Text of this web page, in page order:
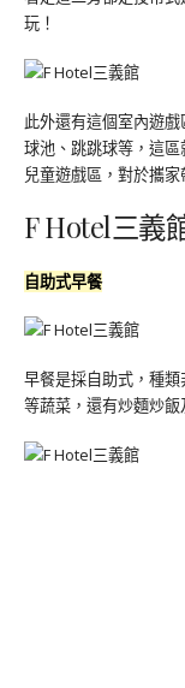
玩！
此外還有這個室內遊
球池、跳跳球等，這
兒童遊戲區，對於攜
F Hotel三義
自助式早餐
早餐是採自助式，種
等蔬菜，還有炒麵炒飯